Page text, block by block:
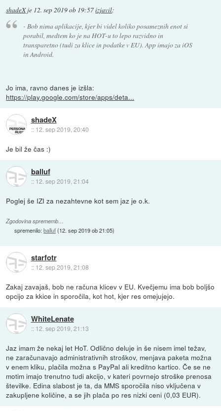
shadeXje 12. sep 2019 ob 19:57izjavil:
- Bob nima aplikacije, kjer bi videl koliko posameznih enot si
porabil, medtem ko je na HOT-u to lepo razvidno in
transparetno (tudi za klice in podatke v EU). App imajo za iOS
in Android.
Jo ima, ravno danes je izšla:
https://play.google.com/store/apps/deta...
shadeX
:: 12. sep 2019, 20:40
Je bil že čas :)
balluf
:: 12. sep 2019, 21:04
Poglej še IZI za nezahtevne kot sem jaz je o.k.
Zgodovina sprememb…
spremenilo:balluf(12. sep 2019 ob 21:05)
starfotr
:: 12. sep 2019, 21:08
Zakaj zavajaš, bob ne računa klicev v EU. Kvečjemu ima bob boljšo
opcijo za kkice in sporočila, kot hot, kjer res omejujejo.
WhiteLenate
:: 12. sep 2019, 21:13
Jaz imam že nekaj let HoT. Odlično deluje in še nisem imel težav,
ne zaračunavajo administrativnih stroškov, menjava paketa možna
v enem kliku, plačila možna s PayPal ali kreditno kartico. Če se ne
motim imajo trenutno tudi akcijo, v kateri povrnejo stroške prenosa
številke. Edina slabost je ta, da MMS sporočila niso vključena v
zakupljene količine, a se jih plača po res nizki ceni (0,03 EUR).